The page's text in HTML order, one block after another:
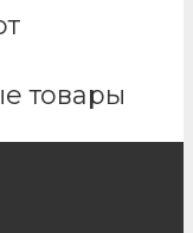
товары